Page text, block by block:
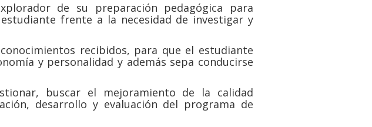
de su preparación pedagógica para
frente a la necesidad de investigar y
recibidos, para que el estudiante
y personalidad y además sepa conducirse
buscar el mejoramiento de la calidad
desarrollo y evaluación del programa de